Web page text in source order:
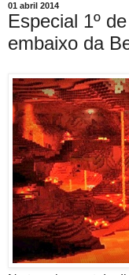
01 abril 2014
Especial 1º
embaixo da